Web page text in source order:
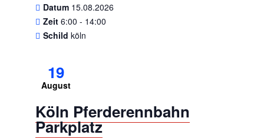
Datum 15.08.2026
Zeit 6:00 - 14:00
Schild köln
19
August
Köln Pferderennbahn
Parkplatz